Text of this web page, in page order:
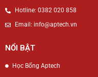
Hotline: 0382 020 858
Email: info@aptech.vn
NỔI BẬT
Học Bổng Aptech